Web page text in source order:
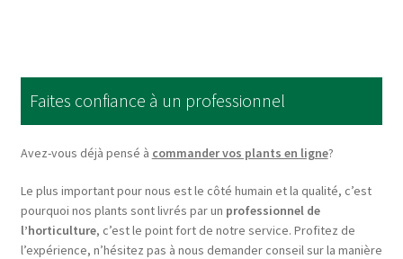
options
may
be
chosen
the
product
page
Faites confiance à un professionnel
Avez-vous déjà pensé à commander vos plants en ligne?
Le plus important pour nous est le côté humain et la qualité, c’est
pourquoi nos plants sont livrés par un professionnel de
l’horticulture, c’est le point fort de notre service. Profitez de
l’expérience, n’hésitez pas à nous demander conseil sur la manière